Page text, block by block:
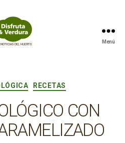
Menú
Categorías
RECETAS
CON